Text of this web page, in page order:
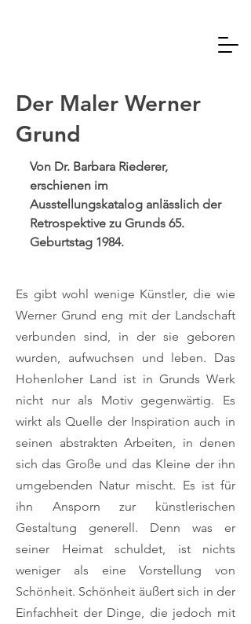
Der Maler Werner
Grund
Von Dr. Barbara Riederer,
erschienen im
Ausstellungskatalog anlässlich der
Retrospektive zu Grunds 65.
Geburtstag 1984.
Es gibt wohl wenige Künstler, die wie
Werner Grund eng mit der Landschaft
verbunden sind, in der sie geboren
wurden, aufwuchsen und leben. Das
Hohenloher Land ist in Grunds Werk
nicht nur als Motiv gegenwärtig. Es
wirkt als Quelle der Inspiration auch in
seinen abstrakten Arbeiten, in denen
sich das Große und das Kleine der ihn
umgebenden Natur mischt. Es ist für
ihn Ansporn zur künstlerischen
Gestaltung generell. Denn was er
seiner Heimat schuldet, ist nichts
weniger als eine Vorstellung von
Schönheit. Schönheit äußert sich in der
Einfachheit der Dinge, die jedoch mit